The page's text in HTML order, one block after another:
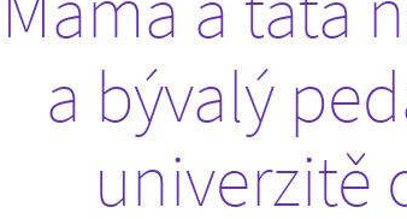
a bývalý
univerzitě